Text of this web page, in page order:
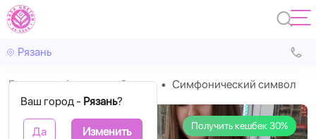
Рязань
Ваш город - Рязань?
Да Изменить
Главная Авторские букеты Симфонический символ
Получить кешбек 30%